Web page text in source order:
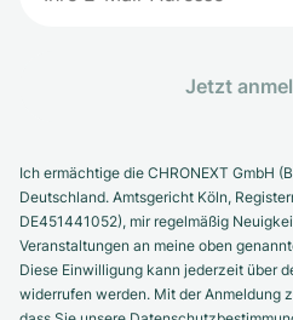
Jetzt
Ich ermächtige die CHRONEXT GmbH
Deutschland. Amtsgericht Köln,
DE451441052), mir regelmäßig
Veranstaltungen an meine oben
Diese Einwilligung kann jederzeit über
widerrufen werden. Mit der Anmeldung